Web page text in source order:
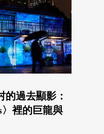
過去顯影：
〉裡的巨龍與